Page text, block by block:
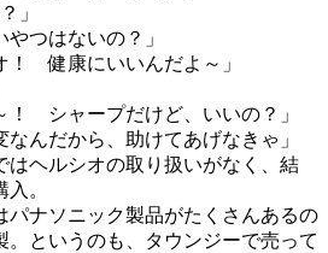
」
つはないの？」
！ 健康にいいんだよ～」
！ シャープだけど、いいの？」
なんだから、助けてあげなきゃ」
ヘルシオの取り扱いがなく、結
。
ナソニック製品がたくさんあるの
。というのも、タウンジーで売って